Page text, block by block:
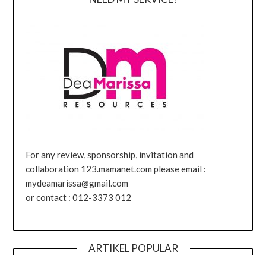
For any review, sponsorship, invitation and
collaboration 123.mamanet.com please email :
mydeamarissa@gmail.com
or contact : 012-3373 012
ARTIKEL POPULAR